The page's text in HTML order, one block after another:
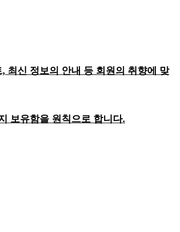
최신 정보의 안내 등 회원의 취향에 맞
보유함을 원칙으로 합니다.